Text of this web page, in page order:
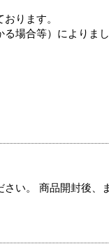
ります。
場合等）によりま
い。 商品開封後、